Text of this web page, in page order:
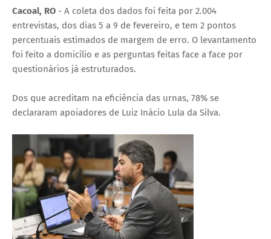
Cacoal, RO - A coleta dos dados foi feita por 2.004
entrevistas, dos dias 5 a 9 de fevereiro, e tem 2 pontos
percentuais estimados de margem de erro. O levantamento
foi feito a domicílio e as perguntas feitas face a face por
questionários já estruturados.
Dos que acreditam na eficiência das urnas, 78% se
declararam apoiadores de Luiz Inácio Lula da Silva.